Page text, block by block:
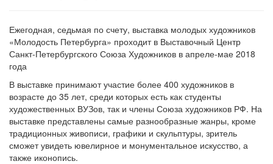
Ежегодная, седьмая по счету, выставка молодых художников
«Молодость Петербурга» проходит в Выставочный Центр
Санкт-Петербургского Союза Художников в апреле-мае 2018
года
В выставке принимают участие более 400 художников в
возрасте до 35 лет, среди которых есть как студенты
художественных ВУЗов, так и члены Союза художников РФ. На
выставке представлены самые разнообразные жанры, кроме
традиционных живописи, графики и скульптуры, зритель
сможет увидеть ювелирное и монументальное искусство, а
также иконопись.